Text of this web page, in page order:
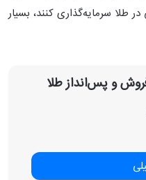
طلا سرمایه‌گذاری کنند، بسیار
و پس‌انداز طلا